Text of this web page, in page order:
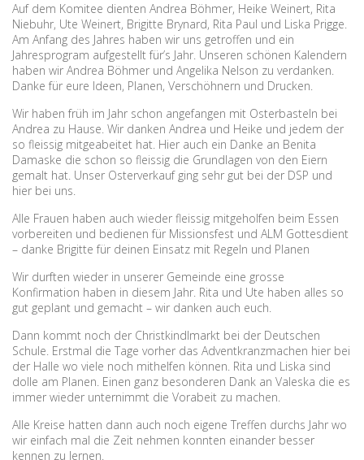
Auf dem Komitee dienten Andrea Böhmer, Heike Weinert, Rita
Niebuhr, Ute Weinert, Brigitte Brynard, Rita Paul und Liska Prigge.
Am Anfang des Jahres haben wir uns getroffen und ein
Jahresprogram aufgestellt für’s Jahr. Unseren schönen Kalendern
haben wir Andrea Böhmer und Angelika Nelson zu verdanken.
Danke für eure Ideen, Planen, Verschöhnern und Drucken.
Wir haben früh im Jahr schon angefangen mit Osterbasteln bei
Andrea zu Hause. Wir danken Andrea und Heike und jedem der
so fleissig mitgeabeitet hat. Hier auch ein Danke an Benita
Damaske die schon so fleissig die Grundlagen von den Eiern
gemalt hat. Unser Osterverkauf ging sehr gut bei der DSP und
hier bei uns.
Alle Frauen haben auch wieder fleissig mitgeholfen beim Essen
vorbereiten und bedienen für Missionsfest und ALM Gottesdient
– danke Brigitte für deinen Einsatz mit Regeln und Planen
Wir durften wieder in unserer Gemeinde eine grosse
Konfirmation haben in diesem Jahr. Rita und Ute haben alles so
gut geplant und gemacht – wir danken auch euch.
Dann kommt noch der Christkindlmarkt bei der Deutschen
Schule. Erstmal die Tage vorher das Adventkranzmachen hier bei
der Halle wo viele noch mithelfen können. Rita und Liska sind
dolle am Planen. Einen ganz besonderen Dank an Valeska die es
immer wieder unternimmt die Vorabeit zu machen.
Alle Kreise hatten dann auch noch eigene Treffen durchs Jahr wo
wir einfach mal die Zeit nehmen konnten einander besser
kennen zu lernen.